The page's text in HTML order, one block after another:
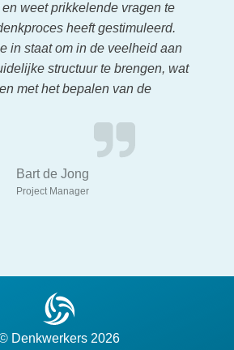
weet prikkelende vragen te
heeft gestimuleerd.
in staat om in de veelheid aan
structuur te brengen, wat
met het bepalen van de
Bart de Jong
Project Manager
Denkwerkers 2026